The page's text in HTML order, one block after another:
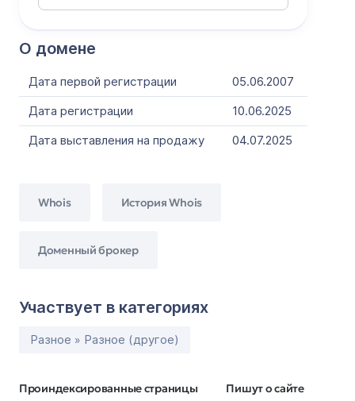
О домене
Дата первой регистрации
05.06.2007
Дата регистрации
10.06.2025
Дата выставления на продажу
04.07.2025
Whois История Whois
Доменный брокер
Участвует в категориях
Разное » Разное (другое)
Проиндексированные страницы Пишут о сайте